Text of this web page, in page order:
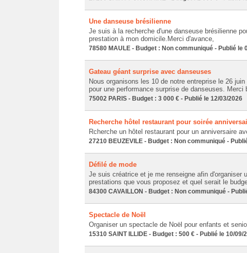
Une danseuse brésilienne
Je suis à la recherche d'une danseuse brésilienne
prestation à mon domicile.Merci d'avance,
78580 MAULE - Budget : Non communiqué - Publié le
Gateau géant surprise avec danseuses
Nous organisons les 10 de notre entreprise le 26
pour une performance surprise de danseuses. Merci
75002 PARIS - Budget : 3 000 € - Publié le 12/03/2026
Recherche hôtel restaurant pour soirée
Rcherche un hôtel restaurant pour un anniversaire
27210 BEUZEVILE - Budget : Non communiqué -
Défilé de mode
Je suis créatrice et je me renseigne afin d'organiser
prestations que vous proposez et quel serait le
84300 CAVAILLON - Budget : Non communiqué -
Spectacle de Noël
Organiser un spectacle de Noël pour enfants et
15310 SAINT ILLIDE - Budget : 500 € - Publié le 10/09/